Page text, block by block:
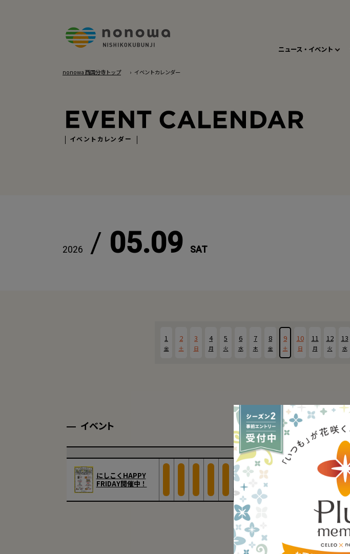
ニュース・イベント
nonowa 西国分寺トップ イベントカレンダー
イベントカレンダー
2026 / 05.09 SAT
1
金
2
土
3
日
4
月
5
火
6
水
7
木
8
金
9
土
10
日
11
月
12
火
13
水
イベント
にしこくHAPPY
FRIDAY開催中！